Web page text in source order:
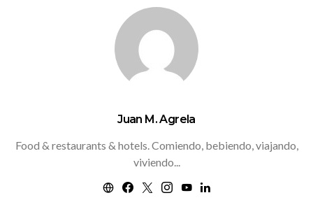
Juan M. Agrela
Food & restaurants & hotels. Comiendo, bebiendo, viajando,
viviendo...